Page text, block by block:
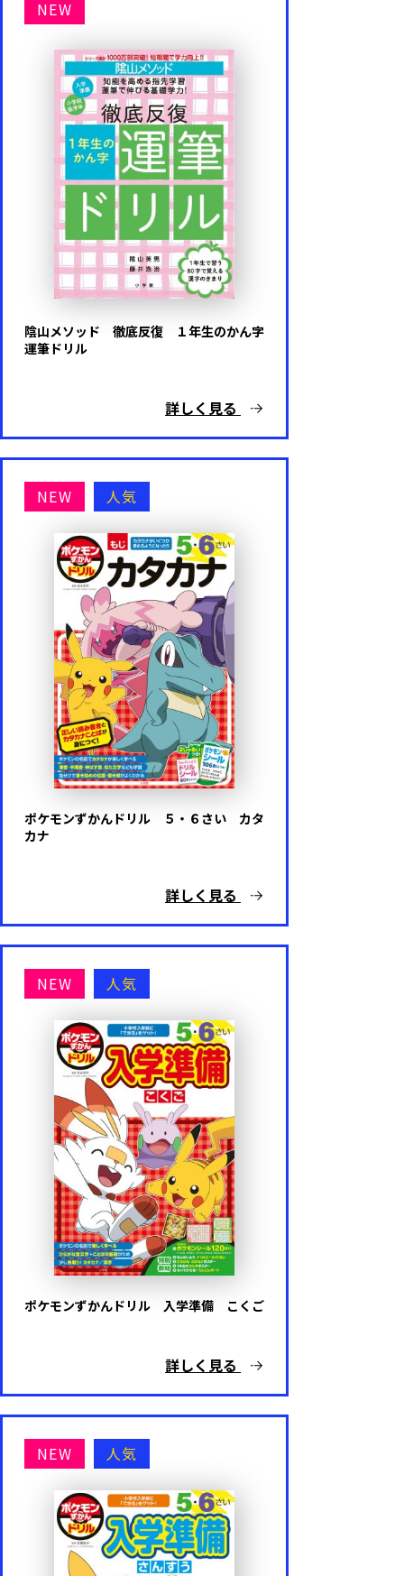
NEW
陰山メソッド 徹底反復 １年生のかん字
運筆ドリル
詳しく見る
NEW 人気
ポケモンずかんドリル ５・６さい カタ
カナ
詳しく見る
NEW 人気
ポケモンずかんドリル 入学準備 こくご
詳しく見る
NEW 人気